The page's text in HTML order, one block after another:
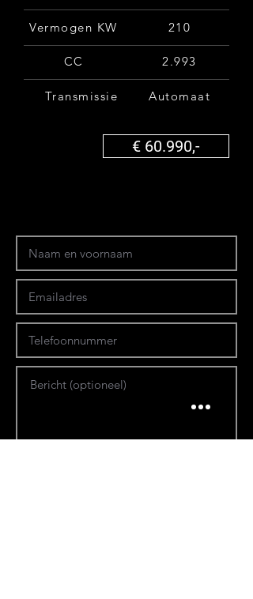
Vermogen KW 210
CC 2.993
Transmissie Automaat
€ 60.990,-